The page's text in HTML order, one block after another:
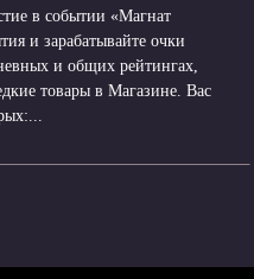
в событии «Магнат
и зарабатывайте очки
и общих рейтингах,
товары в Магазине. Вас